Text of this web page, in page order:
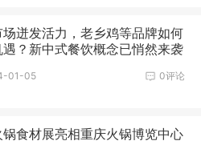
场迸发活力，老乡鸡等品牌如何
遇？新中式餐饮概念已悄然来袭
0评论
01-05
锅食材展亮相重庆火锅博览中心